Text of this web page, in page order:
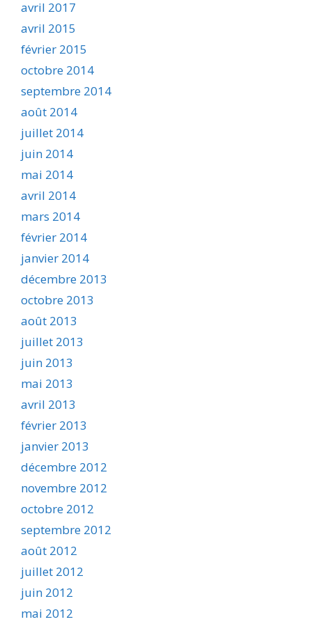
avril 2017
avril 2015
février 2015
octobre 2014
septembre 2014
août 2014
juillet 2014
juin 2014
mai 2014
avril 2014
mars 2014
février 2014
janvier 2014
décembre 2013
octobre 2013
août 2013
juillet 2013
juin 2013
mai 2013
avril 2013
février 2013
janvier 2013
décembre 2012
novembre 2012
octobre 2012
septembre 2012
août 2012
juillet 2012
juin 2012
mai 2012